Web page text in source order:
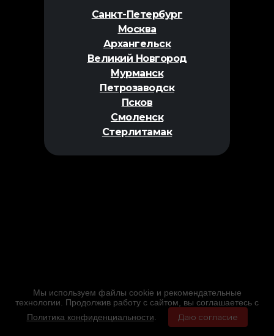
Санкт-Петербург
Москва
Архангельск
Великий Новгород
Мурманск
Петрозаводск
Псков
Смоленск
Стерлитамак
Мы используем файлы cookie и рекомендательные
технологии. Продолжив работу с сайтом, вы соглашаетесь с
Политика конфиденциальности
Даю согласие